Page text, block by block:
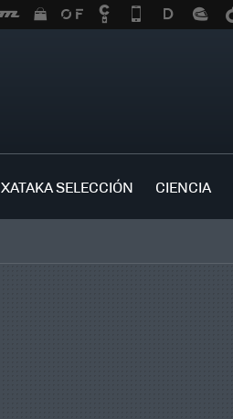
XATAKA SELECCIÓN CIENCIA